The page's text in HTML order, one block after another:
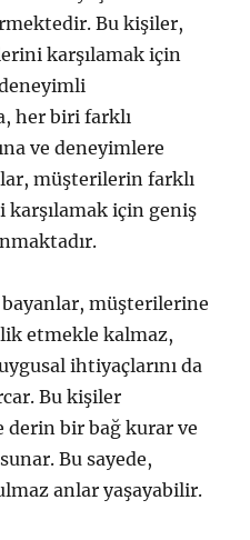
Bu kişiler,
karşılamak için
her biri farklı
ve deneyimlere
müşterilerin farklı
için geniş
müşterilerine
etmekle kalmaz,
ihtiyaçlarını da
Bu kişiler
bir bağ kurar ve
Bu sayede,
anlar yaşayabilir.